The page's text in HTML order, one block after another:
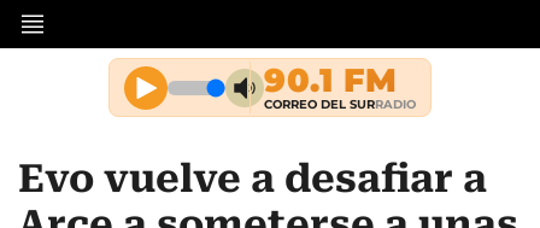
Evo vuelve a desafiar a